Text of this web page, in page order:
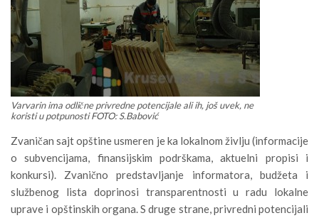
Varvarin ima odlične privredne potencijale ali ih, još uvek, ne
koristi u potpunosti FOTO: S.Babović
Zvaničan sajt opštine usmeren je ka lokalnom življu (informacije
o subvencijama, finansijskim podrškama, aktuelni propisi i
konkursi). Zvanično predstavljanje informatora, budžeta i
službenog lista doprinosi transparentnosti u radu lokalne
uprave i opštinskih organa. S druge strane, privredni potencijali